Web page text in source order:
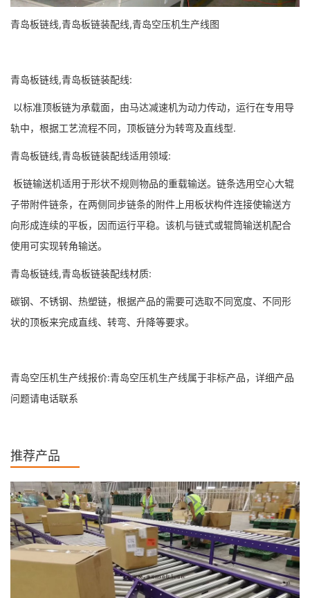
青岛板链线,青岛板链装配线,青岛空压机生产线图
青岛板链线,青岛板链装配线:
以标准顶板链为承载面，由马达减速机为动力传动，运行在专用导
轨中，根据工艺流程不同，顶板链分为转弯及直线型.
青岛板链线,青岛板链装配线适用领域:
板链输送机适用于形状不规则物品的重载输送。链条选用空心大辊
子带附件链条，在两侧同步链条的附件上用板状构件连接使输送方
向形成连续的平板，因而运行平稳。该机与链式或辊筒输送机配合
使用可实现转角输送。
青岛板链线,青岛板链装配线材质:
碳钢、不锈钢、热塑链，根据产品的需要可选取不同宽度、不同形
状的顶板来完成直线、转弯、升降等要求。
青岛空压机生产线报价:青岛空压机生产线属于非标产品，详细产品
问题请电话联系
推荐产品